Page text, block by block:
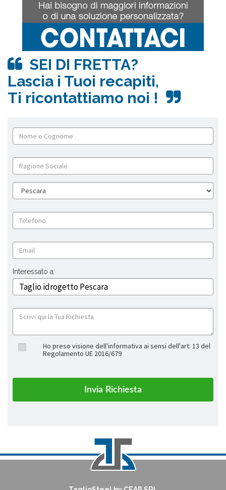
SEI DI FRETTA?
Lascia i Tuoi recapiti,
Ti ricontattiamo noi !
Interessato a:
Ho preso visione dell'informativa ai sensi dell'art. 13 del
Regolamento UE 2016/679